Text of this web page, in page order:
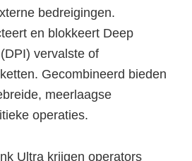
bedreigingen.
en blokkeert Deep
vervalste of
Gecombineerd bieden
meerlaagse
operaties.
Ultra krijgen operators